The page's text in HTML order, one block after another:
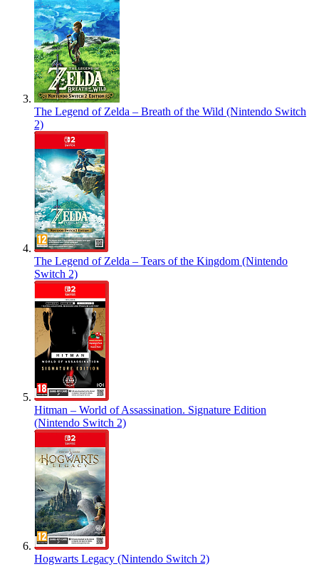
The Legend of Zelda – Breath of the Wild (Nintendo Switch
2)
The Legend of Zelda – Tears of the Kingdom (Nintendo
Switch 2)
Hitman – World of Assassination. Signature Edition
(Nintendo Switch 2)
Hogwarts Legacy (Nintendo Switch 2)